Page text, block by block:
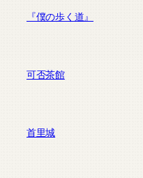
『僕の歩く道』
可否茶館
首里城